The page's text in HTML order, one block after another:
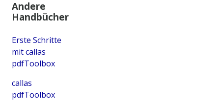
Andere
Handbücher
Erste Schritte
mit callas
pdfToolbox
callas
pdfToolbox